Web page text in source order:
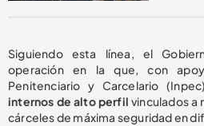
Siguiendo esta línea, el
operación en la que, con
Penitenciario y Carcelario
internos de alto perfil vinculados a
cárceles de máxima seguridad en